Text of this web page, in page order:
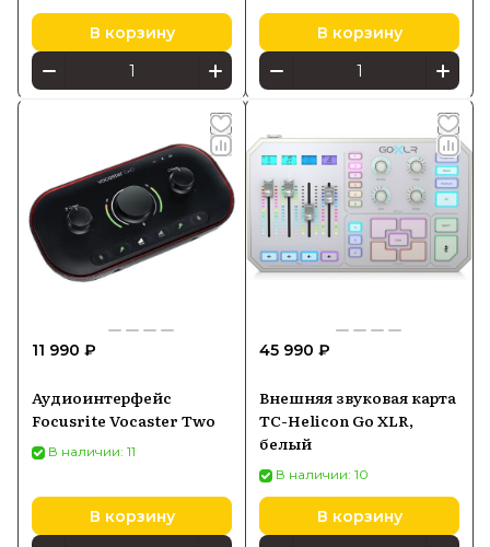
В корзину В корзину
11 990 ₽
Аудиоинтерфейс
Focusrite Vocaster Two
В наличии: 11
В корзину
45 990 ₽
Внешняя звуковая карта
TC-Helicon Go XLR,
белый
В наличии: 10
В корзину